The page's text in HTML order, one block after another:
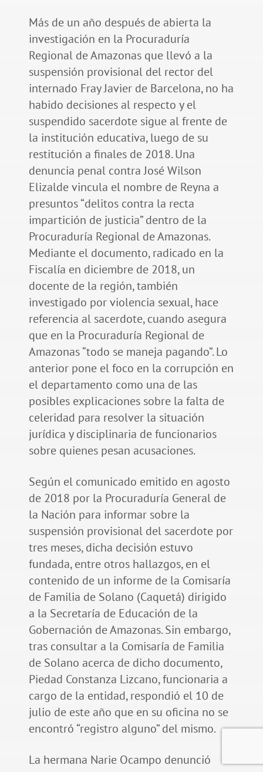
Más de un año después de abierta la
investigación en la Procuraduría
Regional de Amazonas que llevó a la
suspensión provisional del rector del
internado Fray Javier de Barcelona, no ha
habido decisiones al respecto y el
suspendido sacerdote sigue al frente de
la institución educativa, luego de su
restitución a finales de 2018. Una
denuncia penal contra José Wilson
Elizalde vincula el nombre de Reyna a
presuntos “delitos contra la recta
impartición de justicia” dentro de la
Procuraduría Regional de Amazonas.
Mediante el documento, radicado en la
Fiscalía en diciembre de 2018, un
docente de la región, también
investigado por violencia sexual, hace
referencia al sacerdote, cuando asegura
que en la Procuraduría Regional de
Amazonas “todo se maneja pagando”. Lo
anterior pone el foco en la corrupción en
el departamento como una de las
posibles explicaciones sobre la falta de
celeridad para resolver la situación
jurídica y disciplinaria de funcionarios
sobre quienes pesan acusaciones.
Según el comunicado emitido en agosto
de 2018 por la Procuraduría General de
la Nación para informar sobre la
suspensión provisional del sacerdote por
tres meses, dicha decisión estuvo
fundada, entre otros hallazgos, en el
contenido de un informe de la Comisaría
de Familia de Solano (Caquetá) dirigido
a la Secretaría de Educación de la
Gobernación de Amazonas. Sin embargo,
tras consultar a la Comisaría de Familia
de Solano acerca de dicho documento,
Piedad Constanza Lizcano, funcionaria a
cargo de la entidad, respondió el 10 de
julio de este año que en su oficina no se
encontró “registro alguno” del mismo.
La hermana Narie Ocampo denunció